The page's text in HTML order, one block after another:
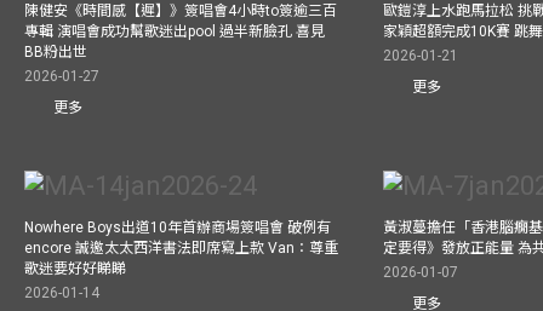
陳健安《時間感【遲】》簽唱會4小時to簽逾三百
專輯 演唱會成功幫歌迷出pool 過半新臉孔 喜見
BB粉出世
2026-01-27
更多
歐鎧淳上水跑馬拉松 挑
家穎超額完成10K賽 跳
2026-01-21
更多
Nowhere Boys出道10年首辦商場簽唱會 破例有
encore 誠邀太太西洋書法即席寫上款 Van：尊重
歌迷要好好睇睇
2026-01-14
黃淑蔓擔任「香港腦癇
定要得》發放正能量 為
2026-01-07
更多